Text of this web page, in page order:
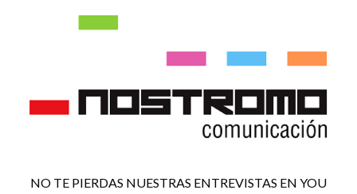
NO TE PIERDAS NUESTRAS ENTREVISTAS EN YOU